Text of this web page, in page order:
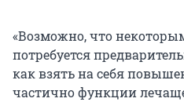
«Возможно, что
потребуется
как взять на себя
частично функции